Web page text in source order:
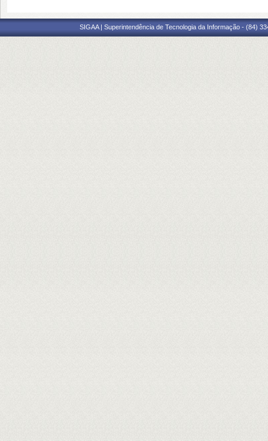
SIGAA | Superintendência de Tecnologia da Informação - (84)